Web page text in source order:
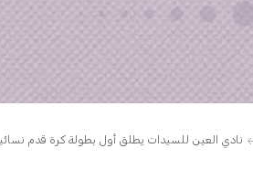
نادي العين للسيدات يطلق أول بطولة كرة قدم